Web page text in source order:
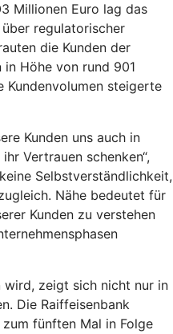
Millionen Euro lag das
regulatorischer
die Kunden der
in Höhe von rund 901
Kundenvolumen steigerte
Kunden uns auch in
Vertrauen schenken“,
Selbstverständlichkeit,
Nähe bedeutet für
Kunden zu verstehen
wird, zeigt sich nicht nur in
Die Raiffeisenbank
fünften Mal in Folge